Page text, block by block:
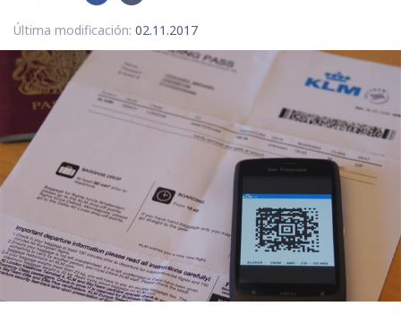
Última modificación: 02.11.2017